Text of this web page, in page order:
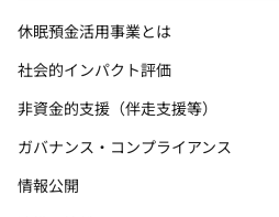
休眠預金活用事業とは
社会的インパクト評価
非資金的支援（伴走支援等）
ガバナンス・コンプライアンス
情報公開